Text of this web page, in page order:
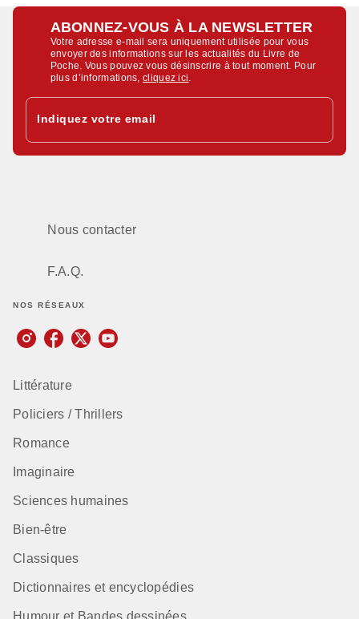
ABONNEZ-VOUS À LA NEWSLETTER
Votre adresse e-mail sera uniquement utilisée pour vous
envoyer des informations sur les actualités du Livre de
Poche. Vous pouvez vous désinscrire à tout moment. Pour
plus d’informations,cliquez ici.
Indiquez votre email
Nous contacter
F.A.Q.
NOS RÉSEAUX
Littérature
Policiers / Thrillers
Romance
Imaginaire
Sciences humaines
Bien-être
Classiques
Dictionnaires et encyclopédies
Humour et Bandes dessinées